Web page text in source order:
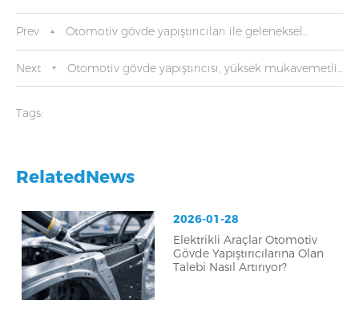
Prev Otomotiv gövde yapıştırıcıları ile geleneksel
kaynak teknolojisi arasındaki farkın analizi
Next Otomotiv gövde yapıştırıcısı, yüksek mukavemetli
Tags:
RelatedNews
2026-01-28
Elektrikli Araçlar Otomotiv
Gövde Yapıştırıcılarına Olan
Talebi Nasıl Artırıyor?